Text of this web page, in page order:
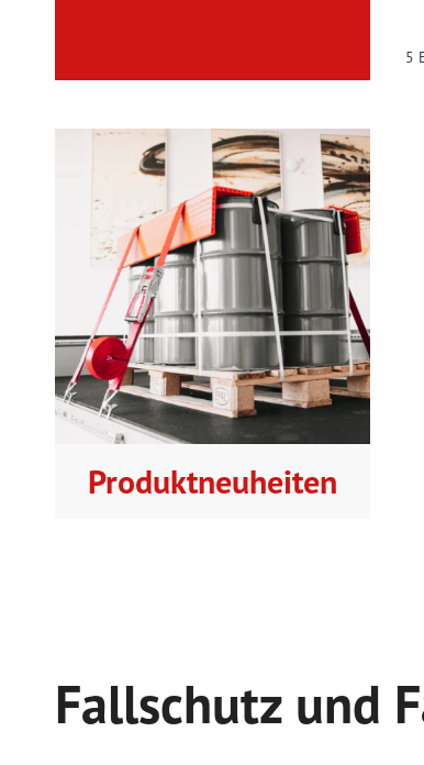
Produktneuheiten
5
Fallschutz und